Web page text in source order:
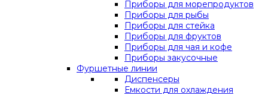
Приборы для морепродуктов
Приборы для рыбы
Приборы для стейка
Приборы для фруктов
Приборы для чая и кофе
Приборы закусочные
Фуршетные линии
Диспенсеры
Емкости для охлаждения